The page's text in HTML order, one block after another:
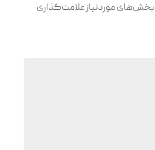
بخش‌های موردنیاز علامت‌گذاری